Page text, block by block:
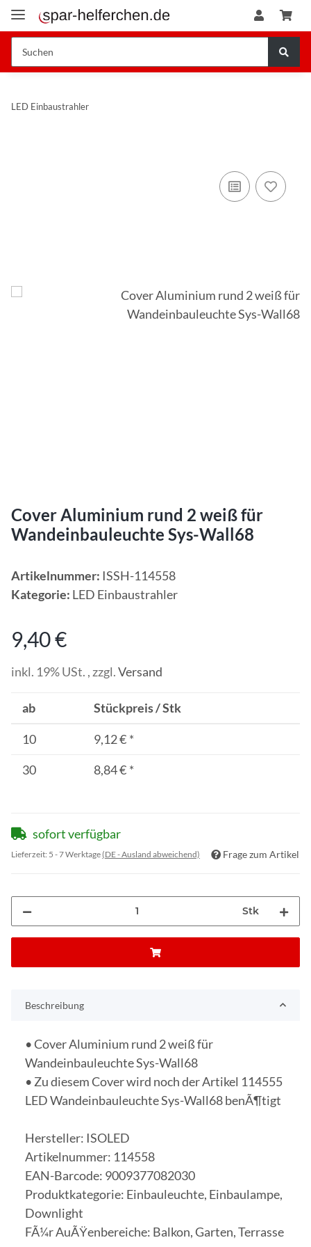
LED Einbaustrahler
Cover Aluminium rund 2 weiß für
Wandeinbauleuchte Sys-Wall68
Artikelnummer: ISSH-114558
Kategorie: LED Einbaustrahler
9,40 €
inkl. 19% USt. , zzgl.Versand
ab Stückpreis / Stk
10 9,12 € *
30
8,84 € *
sofort verfügbar
Lieferzeit: 5 - 7 Werktage(DE - Ausland abweichend) Frage zum Artikel
Stk
Beschreibung
• Cover Aluminium rund 2 weiß für
Wandeinbauleuchte Sys-Wall68
• Zu diesem Cover wird noch der Artikel 114555
LED Wandeinbauleuchte Sys-Wall68 benÃ¶tigt
Hersteller: ISOLED
Artikelnummer: 114558
EAN-Barcode: 9009377082030
Produktkategorie: Einbauleuchte, Einbaulampe,
Downlight
FÃ¼r AuÃŸenbereiche: Balkon, Garten, Terrasse